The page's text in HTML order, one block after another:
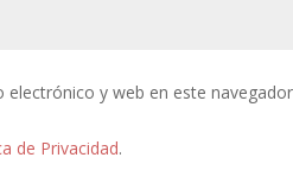
electrónico y web en este
de Privacidad.